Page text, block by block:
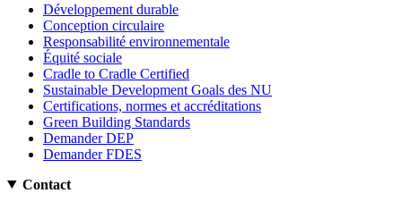
Développement durable
Conception circulaire
Responsabilité environnementale
Équité sociale
Cradle to Cradle Certified
Sustainable Development Goals des NU
Certifications, normes et accréditations
Green Building Standards
Demander DEP
Demander FDES
Contact